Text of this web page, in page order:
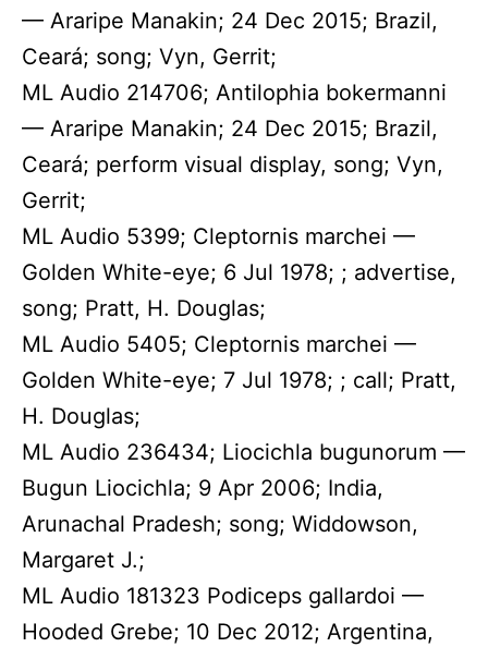
— Araripe Manakin; 24 Dec 2015; Brazil,
Ceará; song; Vyn, Gerrit;
ML Audio 214706; Antilophia bokermanni
— Araripe Manakin; 24 Dec 2015; Brazil,
Ceará; perform visual display, song; Vyn,
Gerrit;
ML Audio 5399; Cleptornis marchei —
Golden White-eye; 6 Jul 1978; ; advertise,
song; Pratt, H. Douglas;
ML Audio 5405; Cleptornis marchei —
Golden White-eye; 7 Jul 1978; ; call; Pratt,
H. Douglas;
ML Audio 236434; Liocichla bugunorum —
Bugun Liocichla; 9 Apr 2006; India,
Arunachal Pradesh; song; Widdowson,
Margaret J.;
ML Audio 181323 Podiceps gallardoi —
Hooded Grebe; 10 Dec 2012; Argentina,